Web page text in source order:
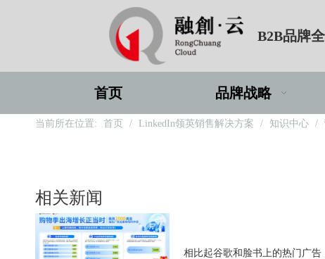
B2B品牌
首页 品牌战略
当前所在位置: 首页 / LinkedIn领英销售解决方案 / 知识中心 /
相关新闻
["wechat"]
相比起谷歌和脸书上的热门广告